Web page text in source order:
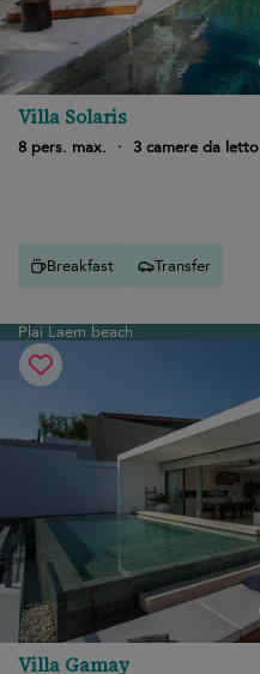
Villa Solaris
8 pers. max.
· 3 camere da letto
Breakfast Transfer
Plai Laem beach
Villa Gamay